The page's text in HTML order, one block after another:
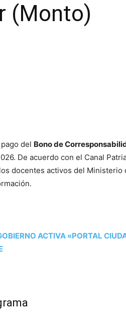
(Monto)
del Bono de
De acuerdo con el Canal
docentes activos del Ministerio
ACTIVA «PORTAL